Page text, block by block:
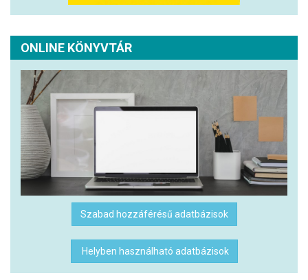
ONLINE KÖNYVTÁR
Szabad hozzáférésű adatbázisok
Helyben használható adatbázisok